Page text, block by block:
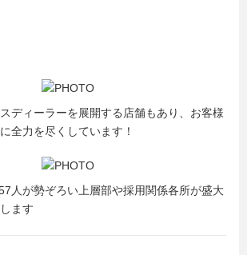
ディーラーを展開する店舗もあり、お客様
全力を尽くしています！
人が勢ぞろい上層部や採用関係各所が盛大
ます